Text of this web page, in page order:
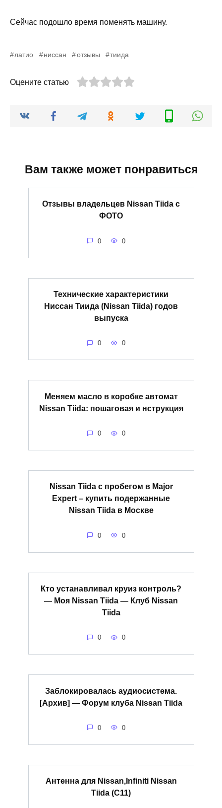
Сейчас подошло время поменять машину.
латио ниссан отзывы тиида
Оцените статью
Вам также может понравиться
Отзывы владельцев Nissan Tiida с
ФОТО
0 0
Технические характеристики
Ниссан Тиида (Nissan Tiida) годов
выпуска
0 0
Меняем масло в коробке автомат
Nissan Tiida: пошаговая и нструкция
0 0
Nissan Tiida с пробегом в Major
Expert – купить подержанные
Nissan Tiida в Москве
0 0
Кто устанавливал круиз контроль?
— Моя Nissan Tiida — Клуб Nissan
Tiida
0 0
Заблокировалась аудиосистема.
[Архив] — Форум клуба Nissan Tiida
0 0
Антенна для Nissan,Infiniti Nissan
Tiida (C11)